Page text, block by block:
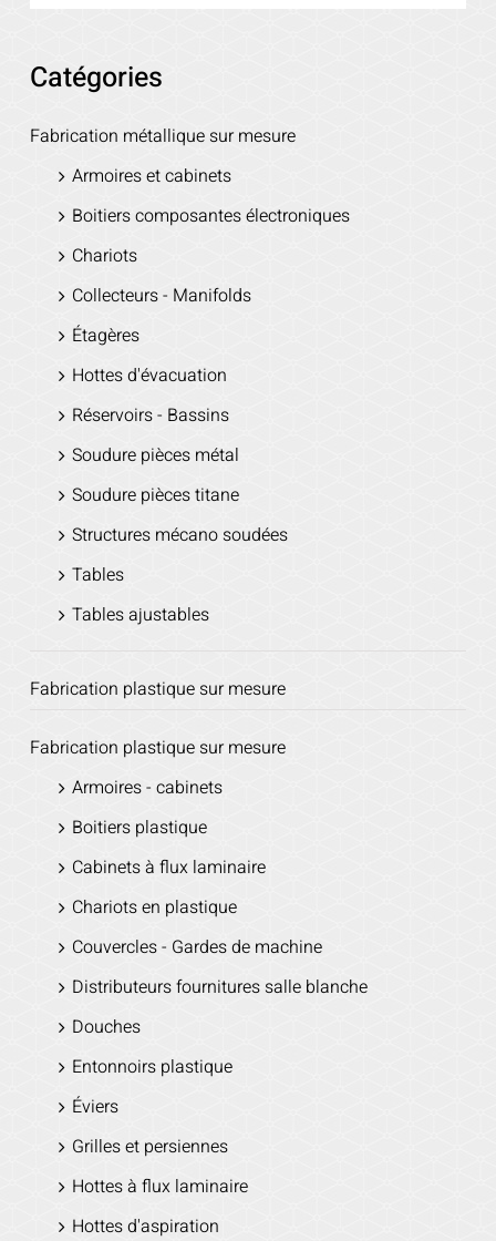
Catégories
Fabrication métallique sur mesure
Armoires et cabinets
Boitiers composantes électroniques
Chariots
Collecteurs - Manifolds
Étagères
Hottes d'évacuation
Réservoirs - Bassins
Soudure pièces métal
Soudure pièces titane
Structures mécano soudées
Tables
Tables ajustables
Fabrication plastique sur mesure
Fabrication plastique sur mesure
Armoires - cabinets
Boitiers plastique
Cabinets à flux laminaire
Chariots en plastique
Couvercles - Gardes de machine
Distributeurs fournitures salle blanche
Douches
Entonnoirs plastique
Éviers
Grilles et persiennes
Hottes à flux laminaire
Hottes d'aspiration